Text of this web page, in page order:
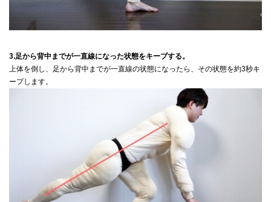
3.足から背中までが一直線になった状態をキープする。
上体を倒し、足から背中までが一直線の状態になったら、その状態を約3秒キ
ープします。